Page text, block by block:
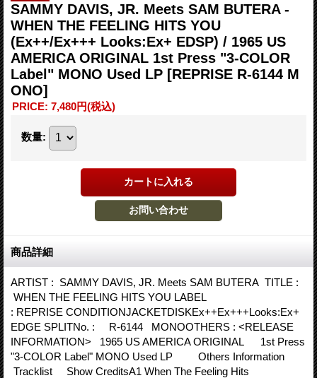
SAMMY DAVIS, JR. Meets SAM BUTERA -
WHEN THE FEELING HITS YOU
(Ex++/Ex+++ Looks:Ex+ EDSP) / 1965 US
AMERICA ORIGINAL 1st Press "3-COLOR
Label" MONO Used LP [REPRISE R-6144 M
ONO]
PRICE: 7,480円(税込)
数量:
商品詳細
ARTIST : SAMMY DAVIS, JR. Meets SAM BUTERA TITLE :
WHEN THE FEELING HITS YOU LABEL
: REPRISE CONDITIONJACKETDISKEx++Ex+++Looks:Ex+
EDGE SPLITNo. : R-6144 MONOOTHERS : <RELEASE
INFORMATION> 1965 US AMERICA ORIGINAL 1st Press
"3-COLOR Label" MONO Used LP Others Information
Tracklist Show CreditsA1 When The Feeling Hits